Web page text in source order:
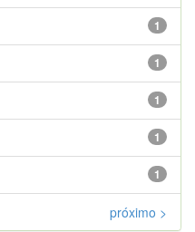
1
1
1
1
1
próximo >